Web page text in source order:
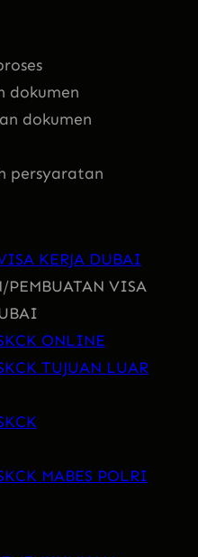
dokumen
dokumen
persyaratan
KERJA DUBAI
PEMBUATAN VISA
ONLINE
TUJUAN LUAR
MABES POLRI